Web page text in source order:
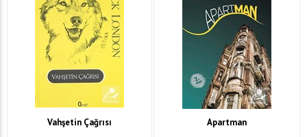
Vahşetin Çağrısı Apartman